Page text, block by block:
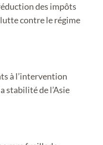
des impôts
contre le régime
à l’intervention
stabilité de l’Asie